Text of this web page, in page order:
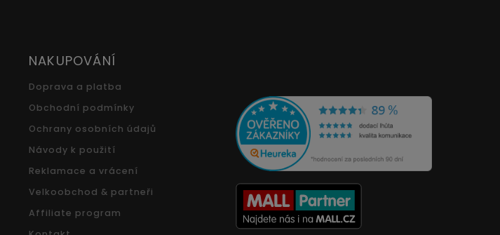
NAKUPOVÁNÍ
Doprava a platba
Obchodní podmínky
Ochrany osobních údajů
Návody k použití
Reklamace a vrácení
Velkoobchod & partneři
Affiliate program